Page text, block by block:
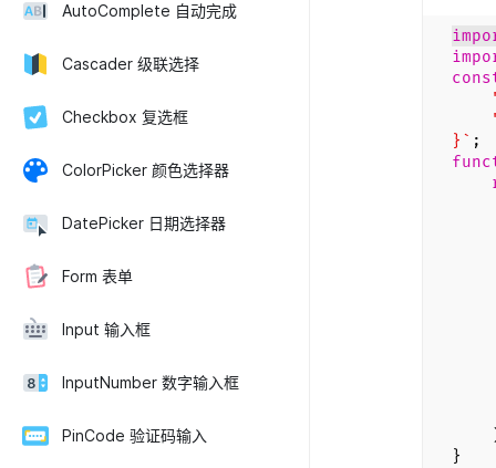
AutoComplete 自动完成
Cascader 级联选择
Checkbox 复选框
ColorPicker 颜色选择器
DatePicker 日期选择器
Form 表单
Input 输入框
InputNumber 数字输入框
PinCode 验证码输入
}` ;
}